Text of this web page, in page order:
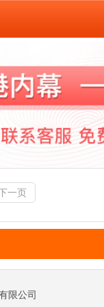
一页
限公司